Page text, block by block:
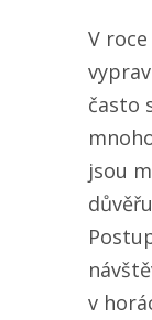
V
často
jsou
v